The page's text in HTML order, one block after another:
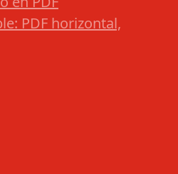
PDF horizontal,